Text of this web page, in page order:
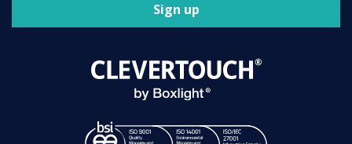
Sign up